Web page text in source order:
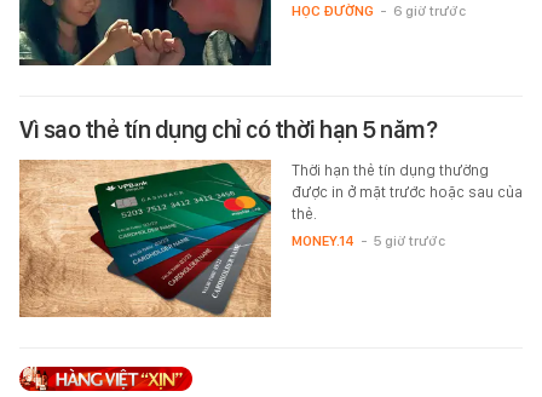
HỌC ĐƯỜNG - 6 giờ trước
Vì sao thẻ tín dụng chỉ có thời hạn 5 năm?
Thời hạn thẻ tín dụng thường
được in ở mặt trước hoặc sau của
thẻ.
MONEY.14 - 5 giờ trước